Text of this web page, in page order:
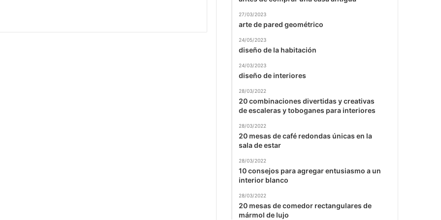
27/03/2023
arte de pared geométrico
24/05/2023
diseño de la habitación
24/03/2023
diseño de interiores
28/03/2022
20 combinaciones divertidas y creativas
de escaleras y toboganes para interiores
28/03/2022
20 mesas de café redondas únicas en la
sala de estar
28/03/2022
10 consejos para agregar entusiasmo a un
interior blanco
28/03/2022
20 mesas de comedor rectangulares de
mármol de lujo